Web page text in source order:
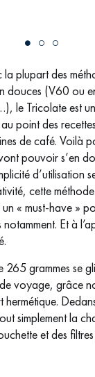
la plupart des
douces (V60 ou
le Tricolate est
point des
de café. Voilà
pouvoir s’en
d’utilisation
cette
« must-have »
Et à
grammes se
voyage, grâce
simplement la
et des